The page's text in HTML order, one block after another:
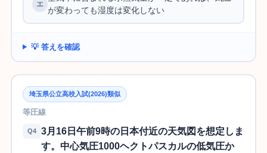
が変わっても湿度は変化しない
💡 答えを確認
埼玉県公立高校入試(2026)類似
等圧線
Q4
3月16日午前9時の日本付近の天気図を想定しま
す。中心気圧1000ヘクトパスカルの低気圧か